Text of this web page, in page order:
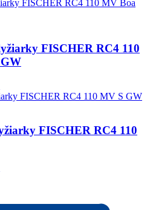
FISCHER RC4 110
FISCHER RC4 110